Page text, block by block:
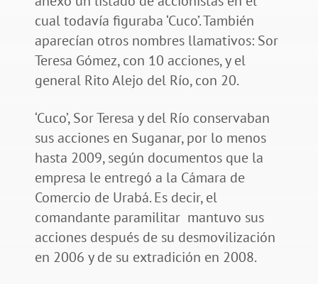
cual todavía figuraba ‘Cuco’. También
aparecían otros nombres llamativos: Sor
Teresa Gómez, con 10 acciones, y el
general Rito Alejo del Río, con 20.
‘Cuco’, Sor Teresa y del Río conservaban
sus acciones en Suganar, por lo menos
hasta 2009, según documentos que la
empresa le entregó a la Cámara de
Comercio de Urabá. Es decir, el
comandante paramilitar mantuvo sus
acciones después de su desmovilización
en 2006 y de su extradición en 2008.